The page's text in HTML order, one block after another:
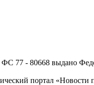
- 80668 выдано
портал